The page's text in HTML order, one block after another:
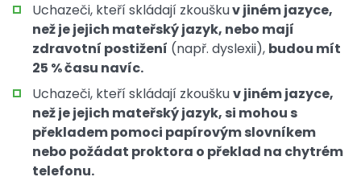
Uchazeči, kteří skládají zkouškuv jiném jazyce,
než je jejich mateřský jazyk, nebo mají
zdravotní postižení (např. dyslexii), budou mít
25 % času navíc.
Uchazeči, kteří skládají zkouškuv jiném jazyce,
než je jejich mateřský jazyk, si mohou s
překladem pomoci papírovým slovníkem
nebo požádat proktora o překlad na chytrém
telefonu.